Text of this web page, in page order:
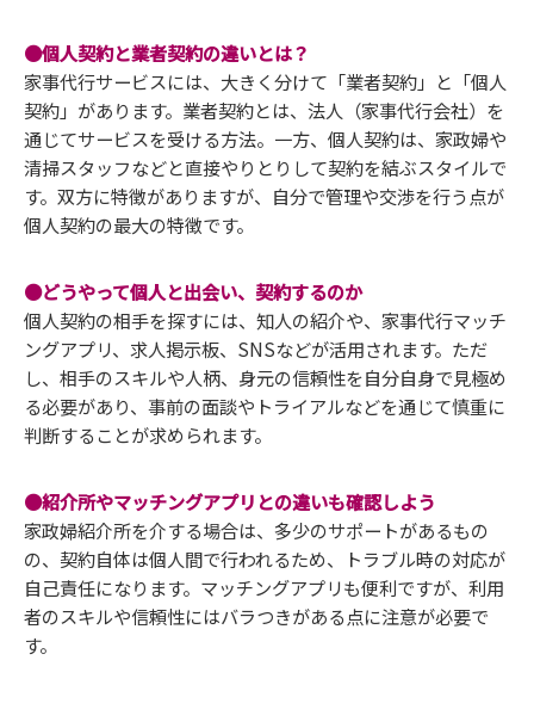
●個人契約と業者契約の違いとは？
家事代行サービスには、大きく分けて「業者契約」と「個人
契約」があります。業者契約とは、法人（家事代行会社）を
通じてサービスを受ける方法。一方、個人契約は、家政婦や
清掃スタッフなどと直接やりとりして契約を結ぶスタイルで
す。双方に特徴がありますが、自分で管理や交渉を行う点が
個人契約の最大の特徴です。
●どうやって個人と出会い、契約するのか
個人契約の相手を探すには、知人の紹介や、家事代行マッチ
ングアプリ、求人掲示板、SNSなどが活用されます。ただ
し、相手のスキルや人柄、身元の信頼性を自分自身で見極め
る必要があり、事前の面談やトライアルなどを通じて慎重に
判断することが求められます。
●紹介所やマッチングアプリとの違いも確認しよう
家政婦紹介所を介する場合は、多少のサポートがあるもの
の、契約自体は個人間で行われるため、トラブル時の対応が
自己責任になります。マッチングアプリも便利ですが、利用
者のスキルや信頼性にはバラつきがある点に注意が必要で
す。